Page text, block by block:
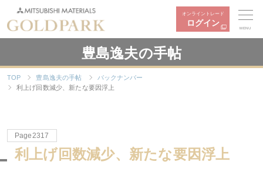
オンライントレード
ログイン
MENU
豊島逸夫の手帖
TOP 豊島逸夫の手帖
バックナンバー
利上げ回数減少、新たな要因浮上
Page2317
利上げ回数減少、新たな要因浮上